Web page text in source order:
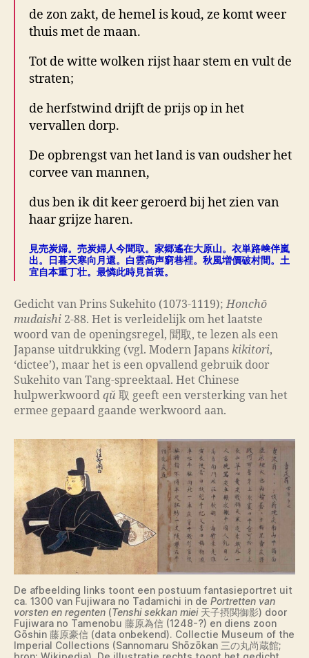
de zon zakt, de hemel is koud, ze komt weer
thuis met de maan.
Tot de witte wolken rijst haar stem en vult de
straten;
de herfstwind drijft de prijs op in het
vervallen dorp.
De opbrengst van het land is van oudsher het
corvee van mannen,
dus ben ik dit keer geroerd bij het zien van
haar grijze haren.
見売炭婦。売炭婦人今聞取。家郷遙在大原山。衣単路𡸴伴嵐
出。日暮天寒向月還。白雲高声窮巷裡。秋風増價破村間。土
宜自本重丁壮。最憐此時見首斑。
Gedicht van Prins Sukehito (1073-1119);Honchō
mudaishi 2-88. Het is verleidelijk om het laatste
woord van de openingsregel, 聞取, te lezen als een
Japanse uitdrukking (vgl. Modern Japans kikitori,
‘dictee’), maar het is een opvallend gebruik door
Sukehito van Tang-spreektaal. Het Chinese
hulpwerkwoord qŭ 取 geeft een versterking van het
ermee gepaard gaande werkwoord aan.
De afbeelding links toont een postuum fantasieportret uit
ca. 1300 van Fujiwara no Tadamichi in de Portretten van
vorsten en regenten (Tenshi sekkan miei天子摂関御影) door
Fujiwara no Tamenobu 藤原為信 (1248-?) en diens zoon
Gōshin 藤原豪信 (data onbekend). Collectie Museum of the
Imperial Collections (Sannomaru Shōzōkan 三の丸尚蔵館;